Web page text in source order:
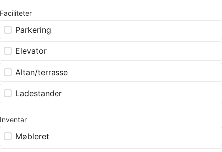
Faciliteter
Parkering
Elevator
Altan/terrasse
Ladestander
Inventar
Møbleret